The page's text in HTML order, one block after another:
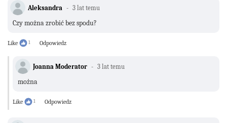
Aleksandra 3 lat temu
Czy można zrobić bez spodu?
Like 1 Odpowiedz
Joanna Moderator 3 lat temu
można
Like 1 Odpowiedz